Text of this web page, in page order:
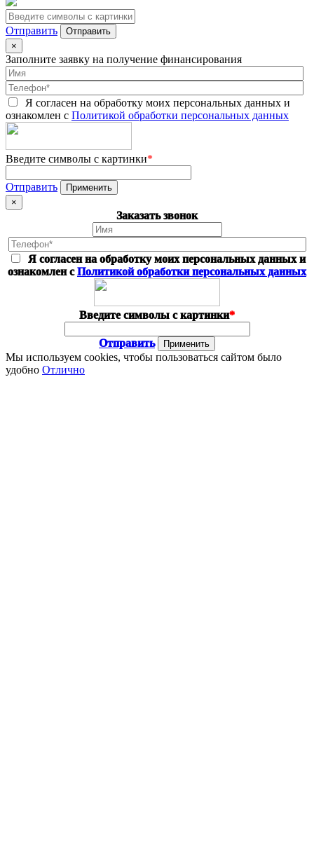
Отправить
×
Заполните заявку на получение финансирования
Я согласен на обработку моих персональных данных и
ознакомлен с Политикой обработки персональных данных
Введите символы с картинки*
Отправить
×
Заказать звонок
Я согласен на обработку моих персональных данных и
ознакомлен сПолитикой обработки персональных данных
Введите символы с картинки*
Отправить
Мы используем cookies, чтобы пользоваться сайтом было
удобно Отлично